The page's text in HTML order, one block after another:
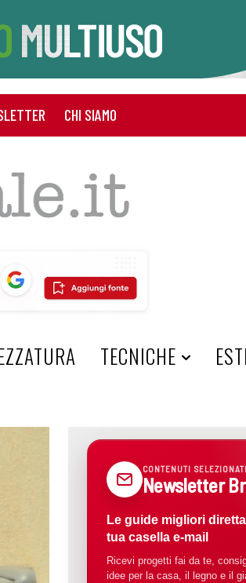
CHI SIAMO
TECNICHE
CONTENUTI SELEZIONATI
Newsletter
Le guide migliori
tua casella e-mail
Ricevi progetti fai da te,
idee per la casa, il legno e il